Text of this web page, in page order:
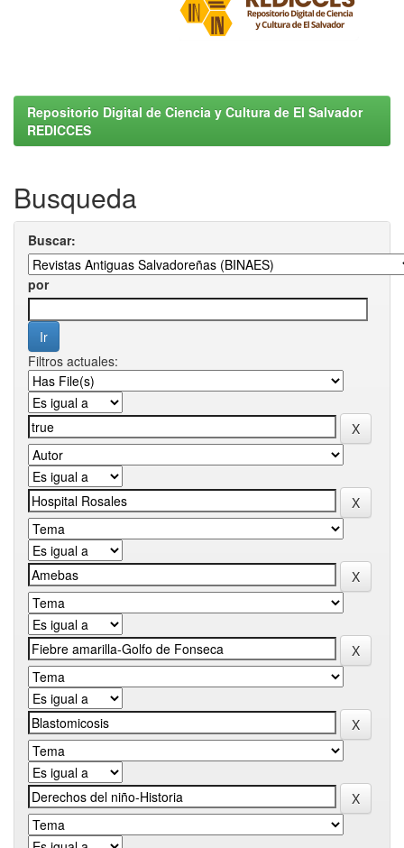
Repositorio Digital de Ciencia y Cultura de El Salvador
REDICCES
Busqueda
Buscar:
por
Filtros actuales: